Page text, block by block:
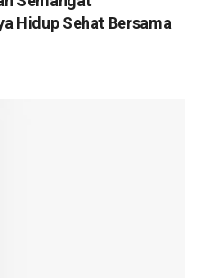
Hidup Sehat Bersama